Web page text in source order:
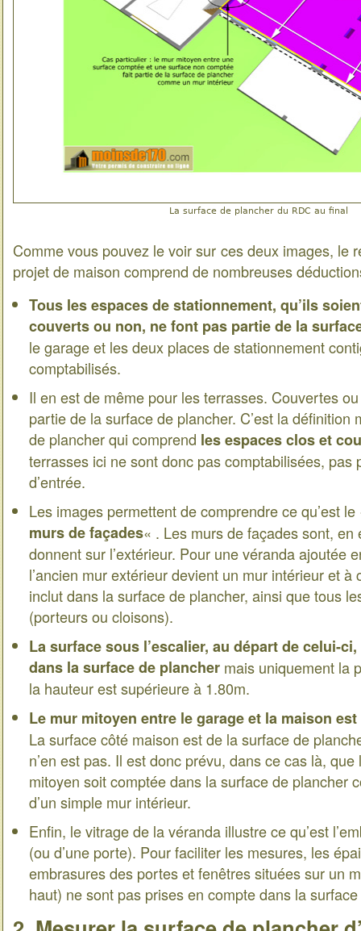
La surface de plancher du RDC au final
Comme vous pouvez le voir sur ces deux images, le
projet de maison comprend de nombreuses
Tous les espaces de stationnement, qu’ils
couverts ou non, ne font pas partie de la
le garage et les deux places de stationnement
comptabilisés.
Il en est de même pour les terrasses. Couvertes
partie de la surface de plancher. C’est la définition
de plancher qui comprend les espaces clos et
terrasses ici ne sont donc pas comptabilisées, pas
d’entrée.
Les images permettent de comprendre ce qu’est
murs de façades« . Les murs de façades sont, en
donnent sur l’extérieur. Pour une véranda ajoutée
l’ancien mur extérieur devient un mur intérieur et à
inclut dans la surface de plancher, ainsi que tous
(porteurs ou cloisons).
La surface sous l’escalier, au départ de celui-
dans la surface de plancher mais uniquement la
la hauteur est supérieure à 1.80m.
Le mur mitoyen entre le garage et la maison
La surface côté maison est de la surface de
n’en est pas. Il est donc prévu, dans ce cas là, que
mitoyen soit comptée dans la surface de plancher
d’un simple mur intérieur.
Enfin, le vitrage de la véranda illustre ce qu’est
(ou d’une porte). Pour faciliter les mesures, les
embrasures des portes et fenêtres situées sur un
haut) ne sont pas prises en compte dans la